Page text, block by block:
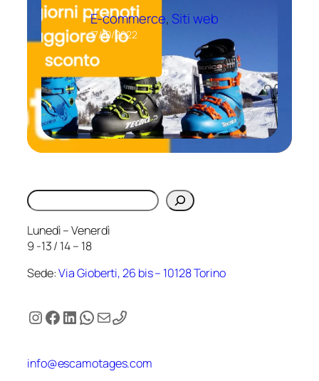
E-commerce, Siti web
17/10/2022
Cerca
Lunedì – Venerdì
9 -13 / 14 – 18
Sede:Via Gioberti, 26 bis – 10128 Torino
Instagram
Facebook
LinkedIn
WhatsApp
Email
info@escamotages.com